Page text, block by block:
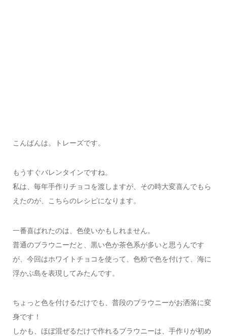
こんばんは。トレーズです。
もうすぐバレンタインですね。
私は、毎年手作りチョコを渡しますが、その時大変喜んでもら
えたのが、こちらのレシピになります。
一番喜ばれたのは、色使いかもしれません。
普通のブラウニーだと、黒い色か茶色系が多いと思うんです
が、今回はホワイトチョコを使って、色粉で色を付けて、海に
浮かぶ島を表現してみたんです。
ちょっと色を付けるだけでも、普段のブラウニーがお洒落に変
身です！
しかも、ほぼ混ぜるだけで作れるブラウニーは、手作りが初め